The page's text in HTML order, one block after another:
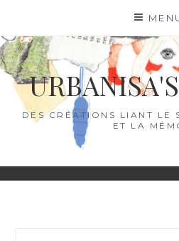
content
DES CRÉATIONS LIANT LE
ET LA